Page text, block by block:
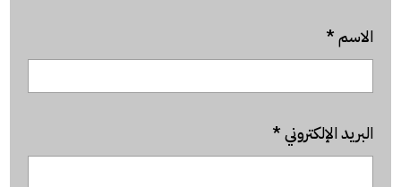
الاسم*
البريد الإلكتروني*